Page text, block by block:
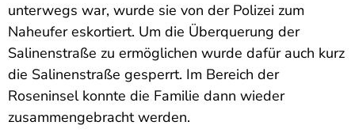
unterwegs war, wurde sie von der Polizei zum
Naheufer eskortiert. Um die Überquerung der
Salinenstraße zu ermöglichen wurde dafür auch kurz
die Salinenstraße gesperrt. Im Bereich der
Roseninsel konnte die Familie dann wieder
zusammengebracht werden.